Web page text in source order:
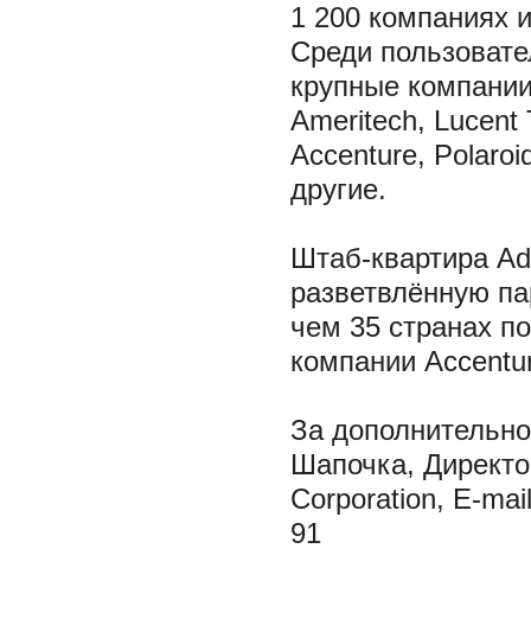
1 200 компаниях
Среди
крупные
Ameritech, Lucent
Accenture,
другие.
Штаб-квартира
разветвлённую
чем 35 странах
компании
За
Шапочка,
Corporation, E-
91